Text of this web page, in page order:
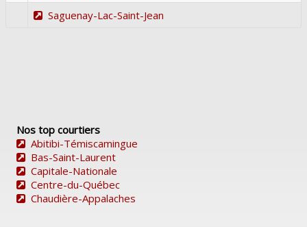
Saguenay-Lac-Saint-Jean
Nos top courtiers
Abitibi-Témiscamingue
Bas-Saint-Laurent
Capitale-Nationale
Centre-du-Québec
Chaudière-Appalaches